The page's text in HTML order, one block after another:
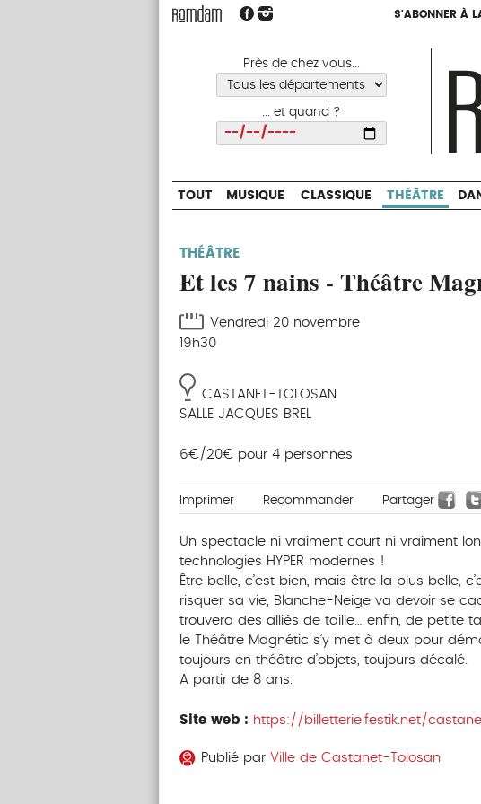
S'ABONNER À
Près de chez vous...
... et quand ?
S'ABONNER À
TOUT MUSIQUE CLASSIQUE THÉÂTRE
THÉÂTRE
Et les 7 nains - Théâtre
Vendredi 20 novembre
19h30
CASTANET-TOLOSAN
SALLE JACQUES BREL
6€/20€ pour 4 personnes
Imprimer Recommander Partager
Un spectacle ni vraiment court ni vraiment
technologies HYPER modernes !
Être belle, c’est bien, mais être la plus belle,
risquer sa vie, Blanche-Neige va devoir se
trouvera des alliés de taille… enfin, de petite
le Théâtre Magnétic s’y met à deux pour
toujours en théâtre d’objets, toujours décalé.
A partir de 8 ans.
Site web : https://billetterie.festik.net/
Publié par Ville de Castanet-Tolosan